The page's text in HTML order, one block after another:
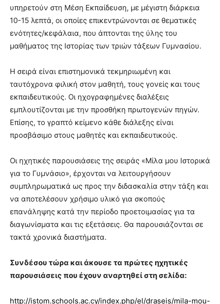
υπηρετούν στη Μέση Εκπαίδευση, με μέγιστη διάρκεια
10-15 λεπτά, οι οποίες επικεντρώνονται σε θεματικές
ενότητες/κεφάλαια, που άπτονται της ύλης του
μαθήματος της Ιστορίας των τριών τάξεων Γυμνασίου.
Η σειρά είναι επιστημονικά τεκμηριωμένη και
ταυτόχρονα φιλική στον μαθητή, τους γονείς και τους
εκπαιδευτικούς. Οι ηχογραφημένες διαλέξεις
εμπλουτίζονται με την προσθήκη πρωτογενών πηγών.
Επίσης, το γραπτό κείμενο κάθε διάλεξης είναι
προσβάσιμο στους μαθητές και εκπαιδευτικούς.
Οι ηχητικές παρουσιάσεις της σειράς «Μίλα μου Ιστορικά
για το Γυμνάσιο», έρχονται να λειτουργήσουν
συμπληρωματικά ως προς την διδασκαλία στην τάξη και
να αποτελέσουν χρήσιμο υλικό για σκοπούς
επανάληψης κατά την περίοδο προετοιμασίας για τα
διαγωνίσματα και τις εξετάσεις. Θα παρουσιάζονται σε
τακτά χρονικά διαστήματα.
Συνδέσου τώρα και άκουσε τα πρώτες ηχητικές
παρουσιάσεις που έχουν αναρτηθεί στη σελίδα:
http://istom.schools.ac.cy/index.php/el/draseis/mila-mou-